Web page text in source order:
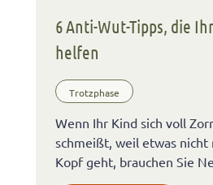
6 Anti-Wut-Tipps, die
helfen
Trotzphase
Wenn Ihr Kind sich voll
schmeißt, weil etwas nicht
Kopf geht, brauchen Sie